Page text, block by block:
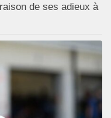
de ses adieux à